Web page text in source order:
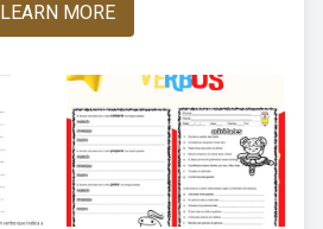
LEARN MORE